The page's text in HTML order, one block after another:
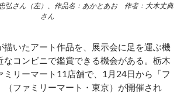
弘さん（左）、作品名：あかとあお 作者：大木丈典
さん
いたアート作品を、展示会に足を運ぶ機
なコンビニで鑑賞できる機会がある。栃木
ミリーマート11店舗で、1月24日から「フ
（ファミリーマート・東京）が開催され